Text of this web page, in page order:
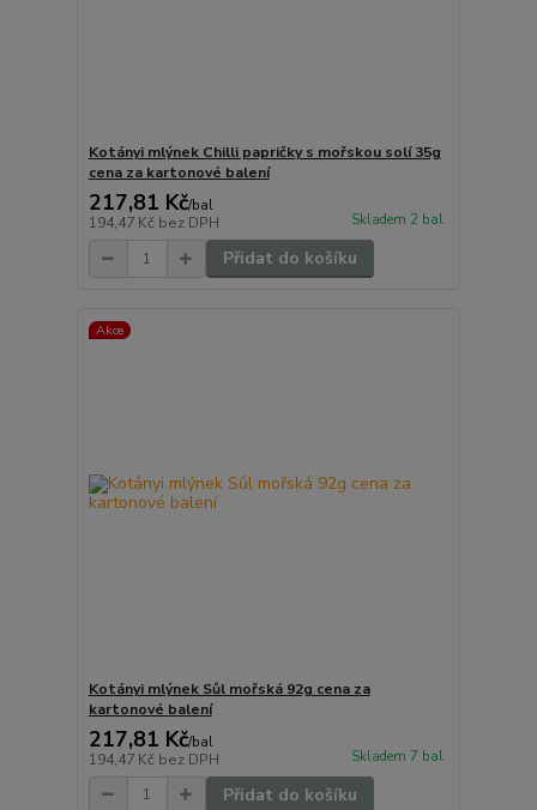
Kotányi mlýnek Chilli papričky s mořskou solí 35g
cena za kartonové balení
217,81 Kč/bal
194,47 Kč bez DPH Skladem 2 bal
Přidat do košíku
Akce
Kotányi mlýnek Sůl mořská 92g cena za
kartonové balení
217,81 Kč/bal
194,47 Kč bez DPH Skladem 7 bal
Přidat do košíku